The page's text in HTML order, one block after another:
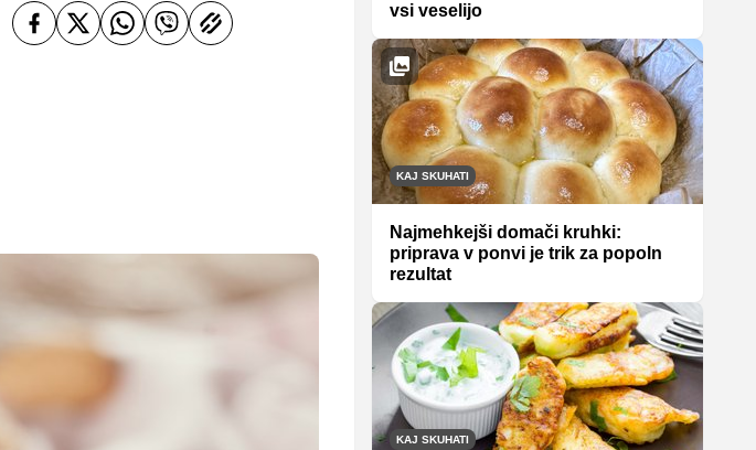
vsi veselijo
KAJ SKUHATI
Najmehkejši domači kruhki:
priprava v ponvi je trik za popoln
rezultat
KAJ SKUHATI